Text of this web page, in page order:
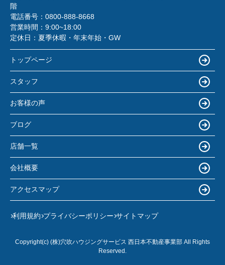
階
電話番号： 0800-888-8668
営業時間： 9:00~18:00
定休日： 夏季休暇・年末年始・GW
トップページ
スタッフ
お客様の声
ブログ
店舗一覧
会社概要
アクセスマップ
利用規約 プライバシーポリシー サイトマップ
Copyright(c) (株)穴吹ハウジングサービス 西日本不動産事業部 All Rights
Reserved.